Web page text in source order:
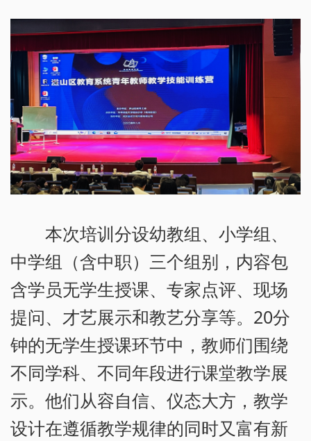
本次培训分设幼教组、小学组、
中学组（含中职）三个组别，内容包
含学员无学生授课、专家点评、现场
提问、才艺展示和教艺分享等。20分
钟的无学生授课环节中，教师们围绕
不同学科、不同年段进行课堂教学展
示。他们从容自信、仪态大方，教学
设计在遵循教学规律的同时又富有新